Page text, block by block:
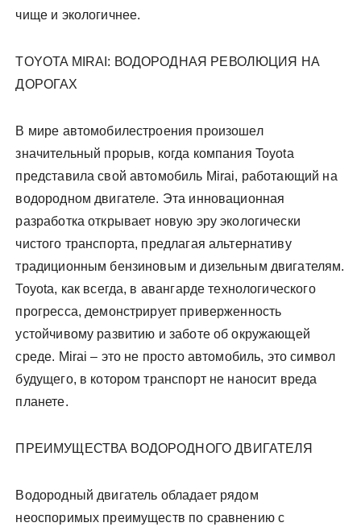
чище и экологичнее.
TOYOTA MIRAI: ВОДОРОДНАЯ РЕВОЛЮЦИЯ НА
ДОРОГАХ
В мире автомобилестроения произошел
значительный прорыв, когда компания Toyota
представила свой автомобиль Mirai, работающий на
водородном двигателе. Эта инновационная
разработка открывает новую эру экологически
чистого транспорта, предлагая альтернативу
традиционным бензиновым и дизельным двигателям.
Toyota, как всегда, в авангарде технологического
прогресса, демонстрирует приверженность
устойчивому развитию и заботе об окружающей
среде. Mirai – это не просто автомобиль, это символ
будущего, в котором транспорт не наносит вреда
планете.
ПРЕИМУЩЕСТВА ВОДОРОДНОГО ДВИГАТЕЛЯ
Водородный двигатель обладает рядом
неоспоримых преимуществ по сравнению с